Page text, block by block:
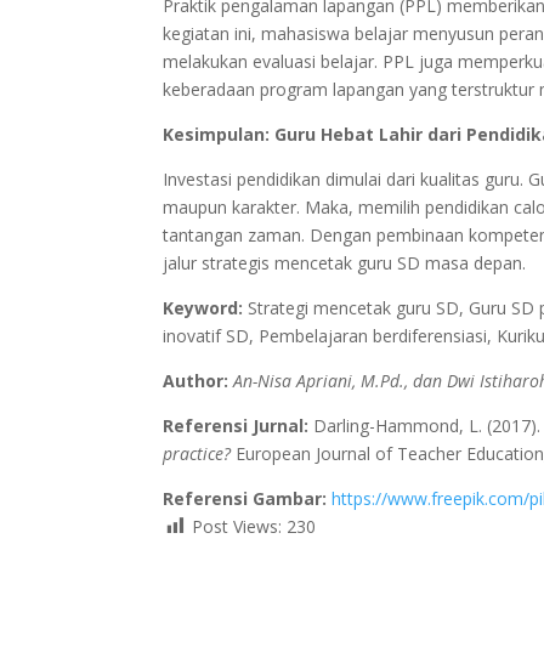
Praktik pengalaman lapangan (PPL)
kegiatan ini, mahasiswa belajar menyusun
melakukan evaluasi belajar. PPL juga
keberadaan program lapangan yang
Kesimpulan: Guru Hebat Lahir dari
Investasi pendidikan dimulai dari kualitas guru.
maupun karakter. Maka, memilih pendidikan
tantangan zaman. Dengan pembinaan
jalur strategis mencetak guru SD masa depan.
Keyword: Strategi mencetak guru SD, Guru
inovatif SD, Pembelajaran berdiferensiasi,
Author: An-Nisa Apriani, M.Pd., dan Dwi
Referensi Jurnal: Darling-Hammond, L. (2017).
practice?European Journal of Teacher
Referensi Gambar:https://www.freepik.com/
Post Views: 230